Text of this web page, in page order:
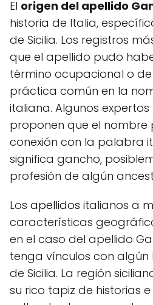
El origen del apellido
historia de Italia,
de Sicilia. Los registros
que el apellido pudo
término ocupacional o
práctica común en la
italiana. Algunos
proponen que el nombre
conexión con la palabra
significa gancho,
profesión de algún
Los apellidos italianos a
características
en el caso del apellido
tenga vínculos con
de Sicilia. La región
su rico tapiz de historias